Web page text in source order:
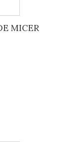
MICER